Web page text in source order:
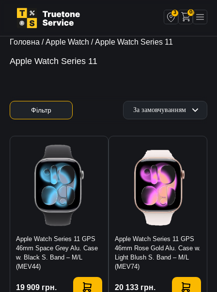
3 0
Головна /Apple Watch / Apple Watch Series 11
Apple Watch Series 11
Фільтр
Apple Watch Series 11 GPS
46mm Space Grey Alu. Case
w. Black S. Band – M/L
(MEV44)
19 909 грн.
Купити
Apple Watch Series 11 GPS
46mm Rose Gold Alu. Case w.
Light Blush S. Band – M/L
(MEV74)
20 133 грн.
Купити